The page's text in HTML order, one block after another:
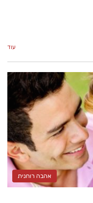
עוד
אהבה רוחנית